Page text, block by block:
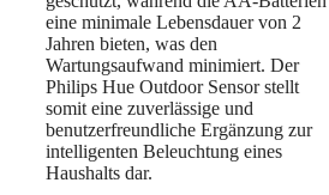
eine minimale Lebensdauer von 2
Jahren bieten, was den
Wartungsaufwand minimiert. Der
Philips Hue Outdoor Sensor stellt
somit eine zuverlässige und
benutzerfreundliche Ergänzung zur
intelligenten Beleuchtung eines
Haushalts dar.